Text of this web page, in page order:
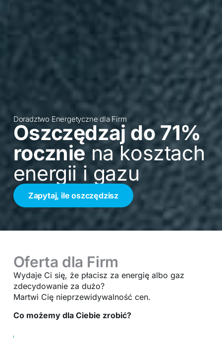
Doradztwo Energetyczne dla Firm
Oszczędzaj do 71%
roczniena kosztach
energii i gazu
Zapytaj, ile oszczędzisz
Oferta dla Firm
Wydaje Ci się, że płacisz za energię albo gaz
zdecydowanie za dużo?
Martwi Cię nieprzewidywalność cen.
Co możemy dla Ciebie zrobić?